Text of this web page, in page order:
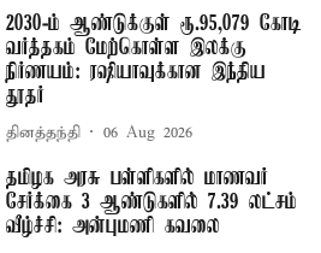
2030-ம் ஆண்டுக்குள் ரூ.95,079 கோடி
வர்த்தகம் மேற்கொள்ள இலக்கு
நிர்ணயம்: ரஷியாவுக்கான இந்திய
தூதர்
தினத்தந்தி 06 Aug 2026
தமிழக அரசு பள்ளிகளில் மாணவர்
சேர்க்கை 3 ஆண்டுகளில் 7.39 லட்சம்
வீழ்ச்சி: அன்புமணி கவலை